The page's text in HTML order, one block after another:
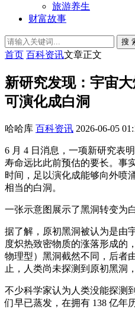
旅游养生
财富故事
搜
首页 百科资讯文章正文
新研究发现：宇宙
可演化成白洞
哈哈库 百科资讯 2026-06-05
6 月 4 日消息，一项新研究表
寿命远比此前预估的要长。事
时间，足以演化成能够向外喷
相当的白洞。
一张示意图展示了黑洞转变为
据了解，原初黑洞被认为是由
度炽热致密物质的涨落形成的
物理型）黑洞截然不同，后者
止，人类尚未探测到原初黑洞
不少科学家认为人类没能探测
们早已蒸发，在拥有 138 亿年